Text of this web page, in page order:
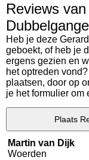
Reviews
Heb je deze
geboekt, of heb je
ergens gezien en
het optreden
plaatsen, door op
je het formulier om
Plaats
Martin van Dijk
Woerden